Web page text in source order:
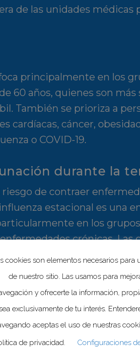
de las unidades médicas
principalmente en los
60 años, quienes son
También se prioriza a
cardíacas, cáncer,
o COVID-19.
durante la
de contraer
estacional es una
en los
crónicas.
al corazón, lo que
de COVID-19 ha
cuadros graves,
protege a la persona,
el sistema de salud.
cookies son elementos necesarios para
de nuestro sitio. Las usamos para
y ofrecerte la información,
exclusivamente de tu interés.
aceptas el uso de nuestras
de privacidad.
Configuraciones